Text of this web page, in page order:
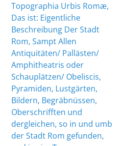
Topographia Urbis Romæ,
Das ist: Eigentliche
Beschreibung Der Stadt
Rom, Sampt Allen
Antiquitäten/ Pallästen/
Amphitheatris oder
Schauplätzen/ Obeliscis,
Pyramiden, Lustgärten,
Bildern, Begräbnüssen,
Oberschrifften und
dergleichen, so in und umb
der Stadt Rom gefunden,